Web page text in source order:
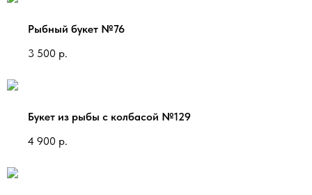
Рыбный букет №76
3 500 р.
Букет из рыбы с колбасой №129
4 900 р.